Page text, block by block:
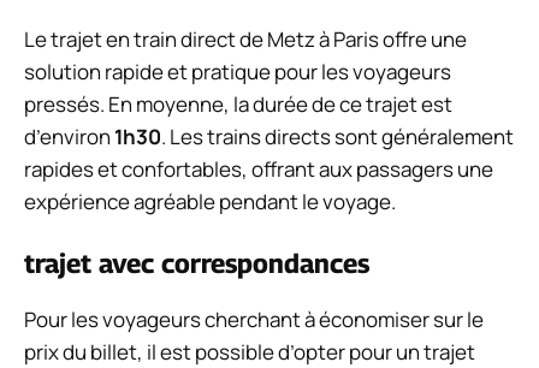
Le trajet en train direct de Metz à Paris offre une
solution rapide et pratique pour les voyageurs
pressés. En moyenne, la durée de ce trajet est
d’environ 1h30. Les trains directs sont généralement
rapides et confortables, offrant aux passagers une
expérience agréable pendant le voyage.
trajet avec correspondances
Pour les voyageurs cherchant à économiser sur le
prix du billet, il est possible d’opter pour un trajet